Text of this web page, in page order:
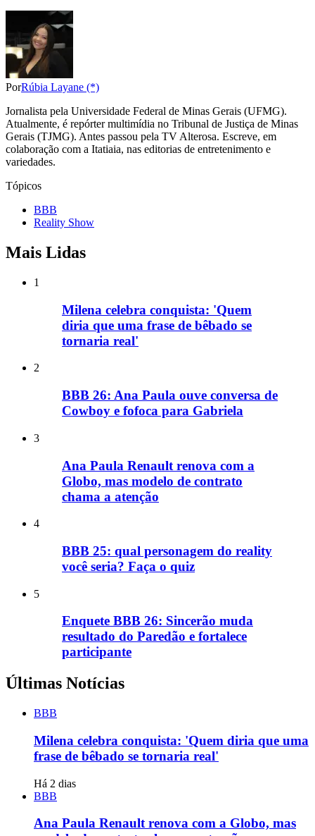
PorRúbia Layane (*)
Jornalista pela Universidade Federal de Minas Gerais (UFMG).
Atualmente, é repórter multimídia no Tribunal de Justiça de Minas
Gerais (TJMG). Antes passou pela TV Alterosa. Escreve, em
colaboração com a Itatiaia, nas editorias de entretenimento e
variedades.
Tópicos
BBB
Reality Show
Mais Lidas
1
Milena celebra conquista: 'Quem
diria que uma frase de bêbado se
tornaria real'
2
BBB 26: Ana Paula ouve conversa de
Cowboy e fofoca para Gabriela
3
Ana Paula Renault renova com a
Globo, mas modelo de contrato
chama a atenção
4
BBB 25: qual personagem do reality
você seria? Faça o quiz
5
Enquete BBB 26: Sincerão muda
resultado do Paredão e fortalece
participante
Últimas Notícias
BBB
Milena celebra conquista: 'Quem diria que uma
frase de bêbado se tornaria real'
Há 2 dias
BBB
Ana Paula Renault renova com a Globo, mas